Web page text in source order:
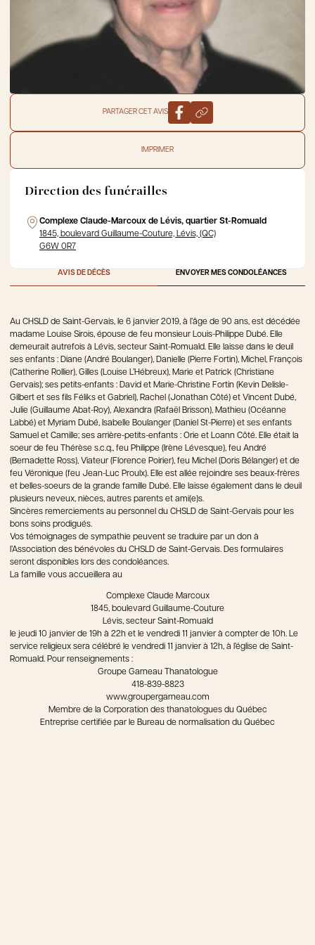
PARTAGER CET AVIS
IMPRIMER
Direction des funérailles
Complexe Claude-Marcoux de Lévis, quartier St-Romuald
1845, boulevard Guillaume-Couture, Lévis, (QC)
G6W 0R7
AVIS DE DÉCÈS ENVOYER MES CONDOLÉANCES
Au CHSLD de Saint-Gervais, le 6 janvier 2019, à l’âge de 90 ans, est décédée
madame Louise Sirois, épouse de feu monsieur Louis-Philippe Dubé. Elle
demeurait autrefois à Lévis, secteur Saint-Romuald. Elle laisse dans le deuil
ses enfants : Diane (André Boulanger), Danielle (Pierre Fortin), Michel, François
(Catherine Rollier), Gilles (Louise L’Hébreux), Marie et Patrick (Christiane
Gervais); ses petits-enfants : David et Marie-Christine Fortin (Kevin Delisle-
Gilbert et ses fils Féliks et Gabriel), Rachel (Jonathan Côté) et Vincent Dubé,
Julie (Guillaume Abat-Roy), Alexandra (Rafaël Brisson), Mathieu (Océanne
Labbé) et Myriam Dubé, Isabelle Boulanger (Daniel St-Pierre) et ses enfants
Samuel et Camille; ses arrière-petits-enfants : Orie et Loann Côté. Elle était la
soeur de feu Thérèse s.c.q., feu Philippe (Irène Lévesque), feu André
(Bernadette Ross), Viateur (Florence Poirier), feu Michel (Doris Bélanger) et de
feu Véronique (feu Jean-Luc Proulx). Elle est allée rejoindre ses beaux-frères
et belles-soeurs de la grande famille Dubé. Elle laisse également dans le deuil
plusieurs neveux, nièces, autres parents et ami(e)s.
Sincères remerciements au personnel du CHSLD de Saint-Gervais pour les
bons soins prodigués.
Vos témoignages de sympathie peuvent se traduire par un don à
l’Association des bénévoles du CHSLD de Saint-Gervais. Des formulaires
seront disponibles lors des condoléances.
La famille vous accueillera au
Complexe Claude Marcoux
1845, boulevard Guillaume-Couture
Lévis, secteur Saint-Romuald
le jeudi 10 janvier de 19h à 22h et le vendredi 11 janvier à compter de 10h. Le
service religieux sera célébré le vendredi 11 janvier à 12h, à l’église de Saint-
Romuald. Pour renseignements :
Groupe Garneau Thanatologue
418-839-8823
www.groupergarneau.com
Membre de la Corporation des thanatologues du Québec
Entreprise certifiée par le Bureau de normalisation du Québec